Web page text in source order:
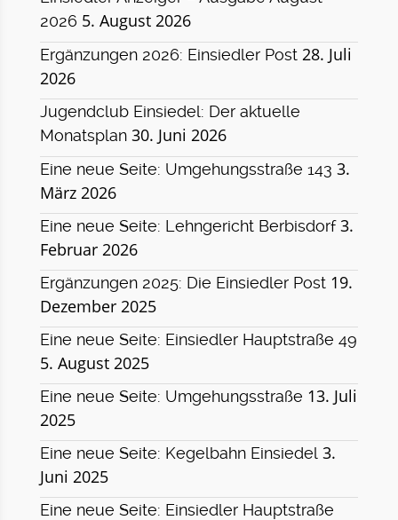
2026 5. August 2026
Ergänzungen 2026: Einsiedler Post 28. Juli
2026
Jugendclub Einsiedel: Der aktuelle
Monatsplan 30. Juni 2026
Eine neue Seite: Umgehungsstraße 143 3.
März 2026
Eine neue Seite: Lehngericht Berbisdorf 3.
Februar 2026
Ergänzungen 2025: Die Einsiedler Post 19.
Dezember 2025
Eine neue Seite: Einsiedler Hauptstraße 49
5. August 2025
Eine neue Seite: Umgehungsstraße 13. Juli
2025
Eine neue Seite: Kegelbahn Einsiedel 3.
Juni 2025
Eine neue Seite: Einsiedler Hauptstraße